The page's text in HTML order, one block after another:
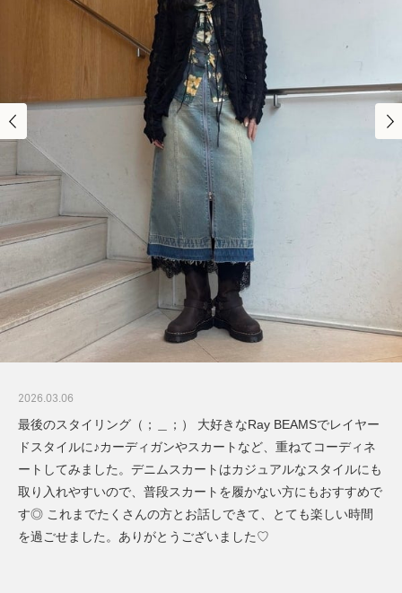
2026.03.06
最後のスタイリング（；＿；） 大好きなRay BEAMSでレイヤー
ドスタイルに♪カーディガンやスカートなど、重ねてコーディネ
ートしてみました。デニムスカートはカジュアルなスタイルにも
取り入れやすいので、普段スカートを履かない方にもおすすめで
す◎ これまでたくさんの方とお話しできて、とても楽しい時間
を過ごせました。ありがとうございました♡